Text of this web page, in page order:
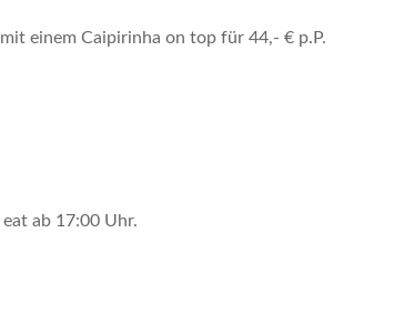
einem Caipirinha on top für 44,- € p.P.
ab 17:00 Uhr.